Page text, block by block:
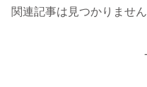
関連記事は見つかりません